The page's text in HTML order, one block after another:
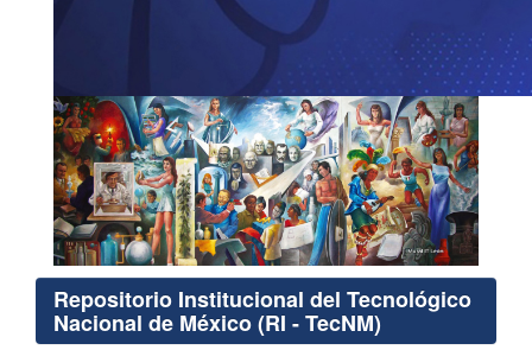
Repositorio Institucional del Tecnológico
Nacional de México (RI - TecNM)